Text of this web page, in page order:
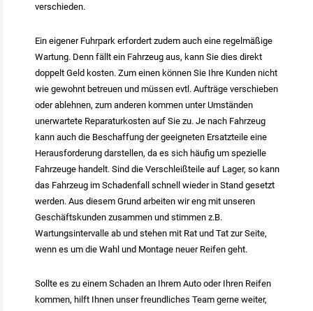
verschieden.
Ein eigener Fuhrpark erfordert zudem auch eine regelmäßige
Wartung. Denn fällt ein Fahrzeug aus, kann Sie dies direkt
doppelt Geld kosten. Zum einen können Sie Ihre Kunden nicht
wie gewohnt betreuen und müssen evtl. Aufträge verschieben
oder ablehnen, zum anderen kommen unter Umständen
unerwartete Reparaturkosten auf Sie zu. Je nach Fahrzeug
kann auch die Beschaffung der geeigneten Ersatzteile eine
Herausforderung darstellen, da es sich häufig um spezielle
Fahrzeuge handelt. Sind die Verschleißteile auf Lager, so kann
das Fahrzeug im Schadenfall schnell wieder in Stand gesetzt
werden. Aus diesem Grund arbeiten wir eng mit unseren
Geschäftskunden zusammen und stimmen z.B.
Wartungsintervalle ab und stehen mit Rat und Tat zur Seite,
wenn es um die Wahl und Montage neuer Reifen geht.
Sollte es zu einem Schaden an Ihrem Auto oder Ihren Reifen
kommen, hilft Ihnen unser freundliches Team gerne weiter,